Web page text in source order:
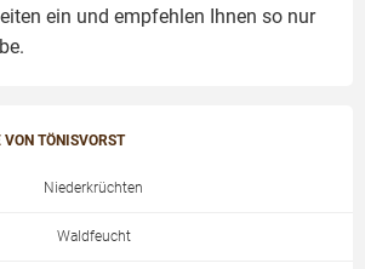
ein und empfehlen Ihnen so nur
TÖNISVORST
Niederkrüchten
Waldfeucht